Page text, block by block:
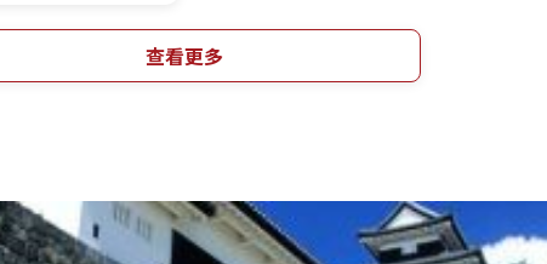
查看更多